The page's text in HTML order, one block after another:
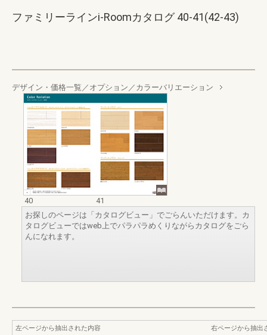
ファミリーラインi-Roomカタログ 40-41(42-43)
デザイン・価格一覧／オプション／カラーバリエーション
40
41
お探しのページは「カタログビュー」でごらんいただけます。カ
タログビューではweb上でパラパラめくりながらカタログをごら
んになれます。
左ページから抽出された内容
右ページから抽出